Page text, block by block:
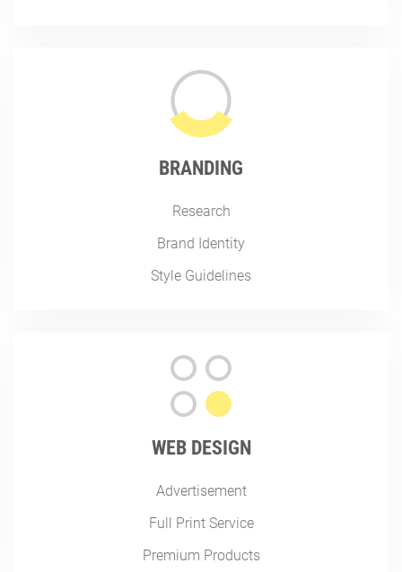
BRANDING
Research
Brand Identity
Style Guidelines
WEB DESIGN
Advertisement
Full Print Service
Premium Products